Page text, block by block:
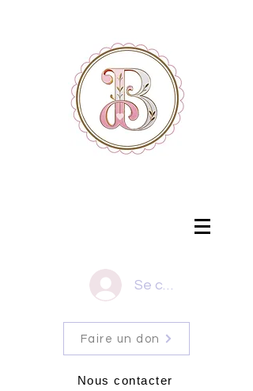
Se connecter
Faire un don
Nous contacter